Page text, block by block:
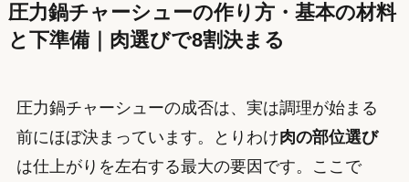
圧力鍋チャーシューの作り方・基本の材料
と下準備｜肉選びで8割決まる
圧力鍋チャーシューの成否は、実は調理が始まる
前にほぼ決まっています。とりわけ肉の部位選び
は仕上がりを左右する最大の要因です。ここで